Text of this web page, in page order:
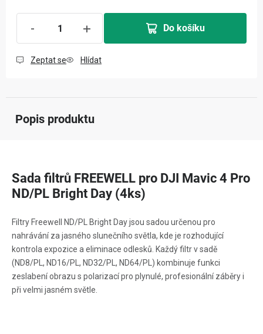
Do košíku
Zeptat se Hlídat
Popis produktu
Sada filtrů FREEWELL pro DJI Mavic 4 Pro
ND/PL Bright Day (4ks)
Filtry Freewell ND/PL Bright Day jsou sadou určenou pro
nahrávání za jasného slunečního světla, kde je rozhodující
kontrola expozice a eliminace odlesků. Každý filtr v sadě
(ND8/PL, ND16/PL, ND32/PL, ND64/PL) kombinuje funkci
zeslabení obrazu s polarizací pro plynulé, profesionální záběry i
při velmi jasném světle.